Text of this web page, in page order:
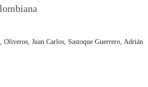
Oliveros, Juan Carlos, Sastoque Guerrero, Adrián